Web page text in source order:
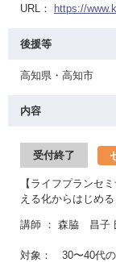
URL：
https://
後援等
高知県・高知市
内容
受付終了
【ライフプランセ
える化からはじめ
講師 ： 森脇 昌子
対象： 30〜40代